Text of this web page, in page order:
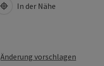
In der Nähe
Änderung vorschlagen